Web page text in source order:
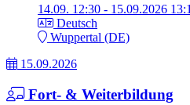
14.09. 12:30 - 15.09.2026
Deutsch
Wuppertal (DE)
15.09.2026
Fort- & Weiterbildung